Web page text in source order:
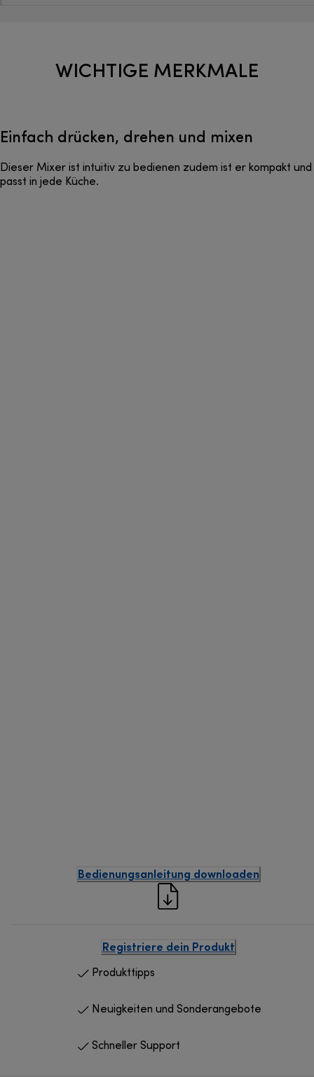
WICHTIGE MERKMALE
Einfach drücken, drehen und mixen
Dieser Mixer ist intuitiv zu bedienen zudem ist er kompakt und
passt in jede Küche.
Bedienungsanleitung downloaden
Registriere dein Produkt
Produkttipps
Neuigkeiten und Sonderangebote
Schneller Support